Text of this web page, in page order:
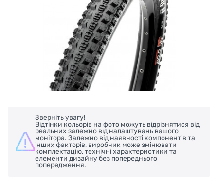
Зверніть увагу!
Відтінки кольорів на фото можуть відрізнятися від
реальних залежно від налаштувань вашого
монітора. Залежно від наявності компонентів та
інших факторів, виробник може змінювати
комплектацію, технічні характеристики та
елементи дизайну без попереднього
попередження.